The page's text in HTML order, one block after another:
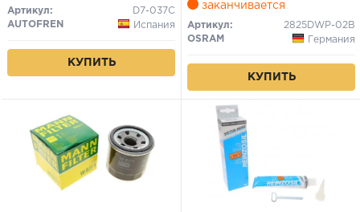
Legacy /Toyota Corolla 02-07
(Lucas 10mm)
Артикул:
D7-037C
AUTOFREN
Испания
КУПИТЬ
заканчивается
Артикул:
2825DWP-02B
OSRAM
Германия
КУПИТЬ